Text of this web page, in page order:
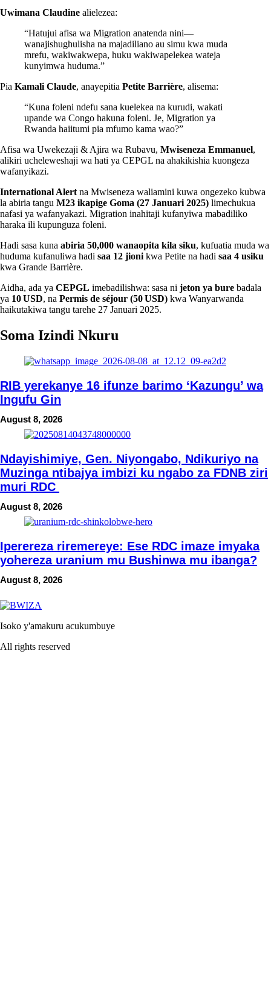
Uwimana Claudine alielezea:
“Hatujui afisa wa Migration anatenda nini—
wanajishughulisha na majadiliano au simu kwa muda
mrefu, wakiwakwepa, huku wakiwapelekea wateja
kunyimwa huduma.”
Pia Kamali Claude, anayepitia Petite Barrière, alisema:
“Kuna foleni ndefu sana kuelekea na kurudi, wakati
upande wa Congo hakuna foleni. Je, Migration ya
Rwanda haiitumi pia mfumo kama wao?”
Afisa wa Uwekezaji & Ajira wa Rubavu, Mwiseneza Emmanuel,
alikiri ucheleweshaji wa hati ya CEPGL na ahakikishia kuongeza
wafanyikazi.
International Alert na Mwiseneza waliamini kuwa ongezeko kubwa
la abiria tangu M23 ikapige Goma (27 Januari 2025) limechukua
nafasi ya wafanyakazi. Migration inahitaji kufanyiwa mabadiliko
haraka ili kupunguza foleni.
Hadi sasa kuna abiria 50,000 wanaopita kila siku, kufuatia muda wa
huduma kufanuliwa hadi saa 12 jioni kwa Petite na hadi saa 4 usiku
kwa Grande Barrière.
Aidha, ada ya CEPGL imebadilishwa: sasa ni jeton ya bure badala
ya 10 USD, na Permis de séjour (50 USD) kwa Wanyarwanda
haikutakiwa tangu tarehe 27 Januari 2025.
Soma Izindi Nkuru
RIB yerekanye 16 ifunze barimo ‘Kazungu’ wa
Ingufu Gin
August 8, 2026
Ndayishimiye, Gen. Niyongabo, Ndikuriyo na
Muzinga ntibajya imbizi ku ngabo za FDNB ziri
muri RDC
August 8, 2026
Iperereza riremereye: Ese RDC imaze imyaka
yohereza uranium mu Bushinwa mu ibanga?
August 8, 2026
Isoko y'amakuru acukumbuye
All rights reserved